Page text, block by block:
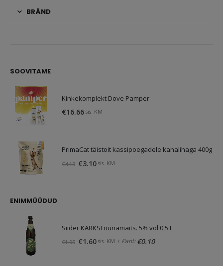
BRÄND
SOOVITAME
Kinkekomplekt Dove Pamper
€16.66 sis. KM
PrimaCat täistoit kassipoegadele kanalihaga 400g
€4.13 Algne
€3.10Praegune
sis. KM
ENIMMÜÜDUD
Siider KARKSI õunamaits. 5% vol 0,5 L
€1.95 Algne
€1.60Praegune
sis. KM + Pant:€0.10